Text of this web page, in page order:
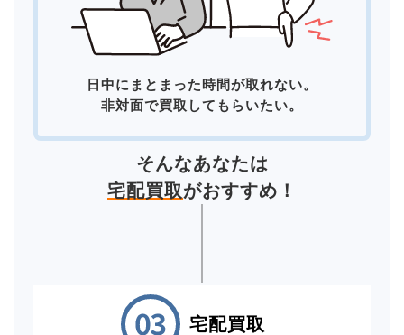
日中にまとまった時間が取れない。
非対面で買取してもらいたい。
そんなあなたは
宅配買取がおすすめ！
宅配買取